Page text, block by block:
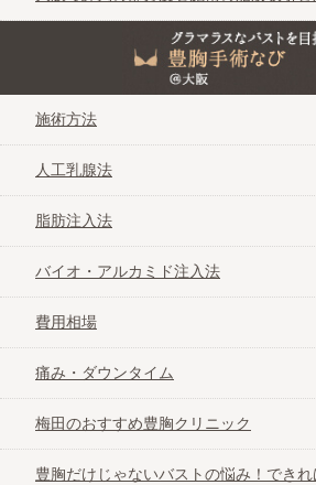
グラマラスなバストを目指す豊胸
施術方法
人工乳腺法
脂肪注入法
バイオ・アルカミド注入法
費用相場
痛み・ダウンタイム
梅田のおすすめ豊胸クリニック
豊胸だけじゃないバストの悩み！でき